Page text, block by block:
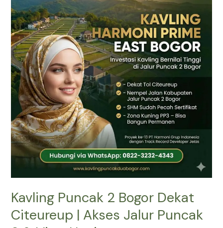
Kavling Puncak 2 Bogor Dekat
Citeureup | Akses Jalur Puncak
2
Bogor
Dekat
Citeureup
Akses
Jalur
Puncak
View
Hanjawong